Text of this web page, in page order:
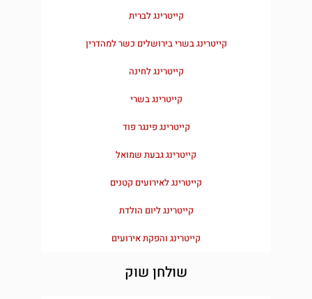
קייטרינג לברית
קייטרינג בשרי בירושלים כשר למהדרין
קייטרינג לחינה
קייטרינג בשרי
קייטרינג פינגר פוד
קייטרינג גבעת שמואל
קייטרינג לאירועים קטנים
קייטרינג ליום הולדת
קייטרינג והפקת אירועים
שולחן שוק